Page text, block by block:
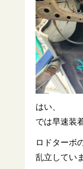
はい、
では早速装
ロドターボ
乱立してい